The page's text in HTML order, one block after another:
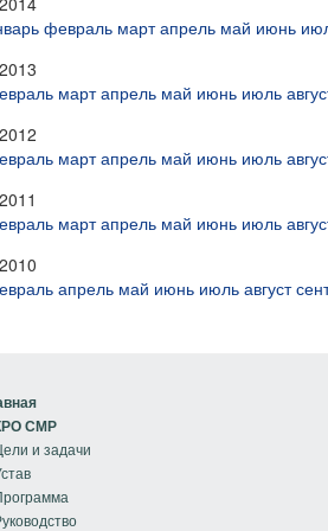
февраль март апрель май июнь
2013
март апрель май июнь июль
2012
март апрель май июнь июль
2011
март апрель май июнь июль
2010
апрель май июнь июль август
СМР
и задачи